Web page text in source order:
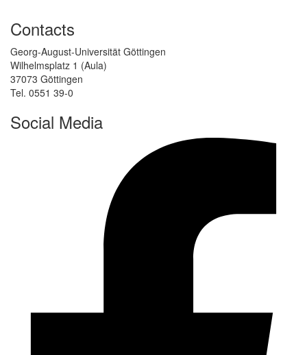
Contacts
Georg-August-Universität Göttingen
Wilhelmsplatz 1 (Aula)
37073 Göttingen
Tel. 0551 39-0
Social Media